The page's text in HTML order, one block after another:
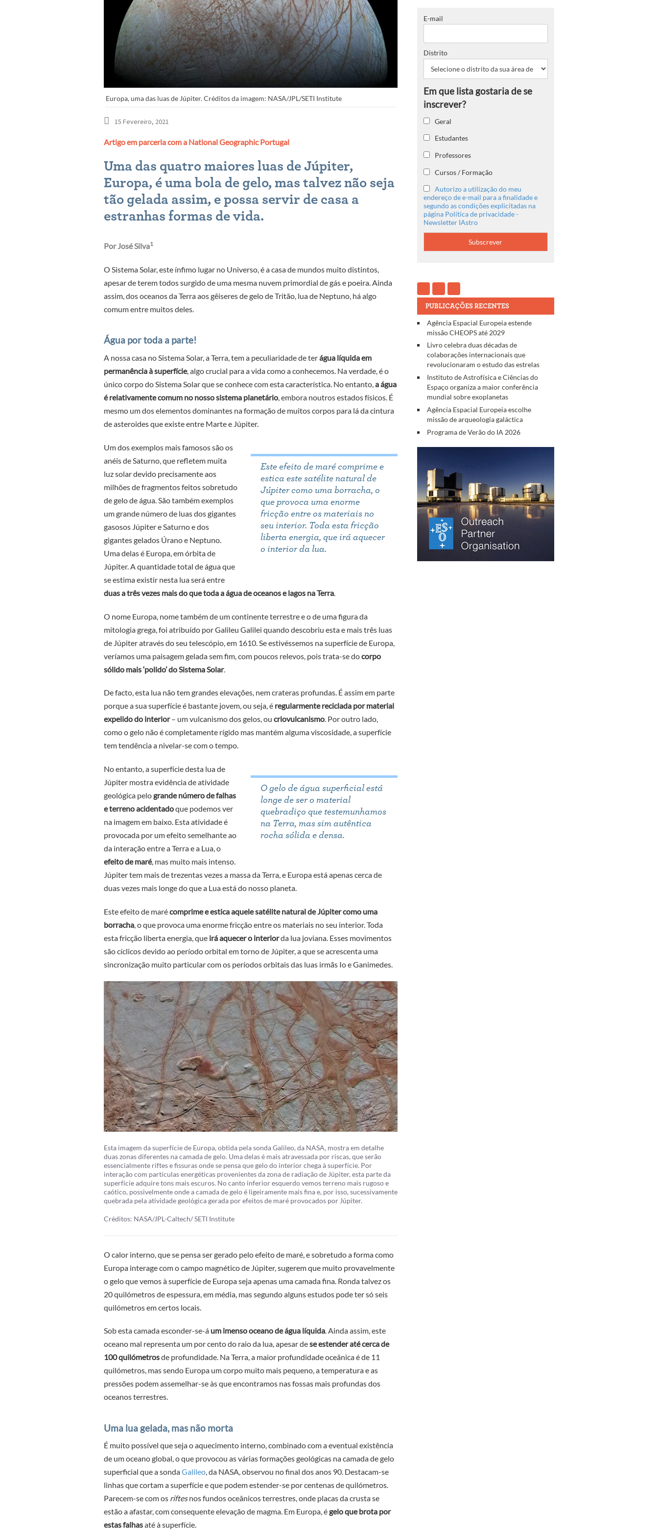
Europa, uma das luas de Júpiter. Créditos da imagem: NASA/JPL/SETI Institute
15 Fevereiro, 2021
Artigo em parceria com a National Geographic Portugal
Uma das quatro maiores luas de Júpiter,
Europa, é uma bola de gelo, mas talvez não seja
tão gelada assim, e possa servir de casa a
estranhas formas de vida.
Por José Silva1
O Sistema Solar, este ínfimo lugar no Universo, é a casa de mundos muito distintos,
apesar de terem todos surgido de uma mesma nuvem primordial de gás e poeira. Ainda
assim, dos oceanos da Terra aos gêiseres de gelo de Tritão, lua de Neptuno, há algo
comum entre muitos deles.
Água por toda a parte!
A nossa casa no Sistema Solar, a Terra, tem a peculiaridade de terágua líquida em
permanência à superfície, algo crucial para a vida como a conhecemos. Na verdade, é o
único corpo do Sistema Solar que se conhece com esta característica. No entanto,a água
é relativamente comum no nosso sistema planetário, embora noutros estados físicos. É
mesmo um dos elementos dominantes na formação de muitos corpos para lá da cintura
de asteroides que existe entre Marte e Júpiter.
Este efeito de maré comprime e
estica este satélite natural de
Júpiter como uma borracha, o
que provoca uma enorme
fricção entre os materiais no
seu interior. Toda esta fricção
liberta energia, que irá aquecer
o interior da lua.
Um dos exemplos mais famosos são os
anéis de Saturno, que refletem muita
luz solar devido precisamente aos
milhões de fragmentos feitos sobretudo
de gelo de água. São também exemplos
um grande número de luas dos gigantes
gasosos Júpiter e Saturno e dos
gigantes gelados Úrano e Neptuno.
Uma delas é Europa, em órbita de
Júpiter. A quantidade total de água que
se estima existir nesta lua será entre
duas a três vezes mais do que toda a água de oceanos e lagos na Terra
O nome Europa, nome também de um continente terrestre e o de uma figura da
mitologia grega, foi atribuído por Galileu Galilei quando descobriu esta e mais três luas
de Júpiter através do seu telescópio, em 1610. Se estivéssemos na superfície de Europa,
veríamos uma paisagem gelada sem fim, com poucos relevos, pois trata-se docorpo
sólido mais ‘polido’ do Sistema Solar.
De facto, esta lua não tem grandes elevações, nem crateras profundas. É assim em parte
porque a sua superfície é bastante jovem, ou seja, é regularmente reciclada por material
expelido do interior– um vulcanismo dos gelos, ou criovulcanismo. Por outro lado,
como o gelo não é completamente rígido mas mantém alguma viscosidade, a superfície
tem tendência a nivelar-se com o tempo.
O gelo de água superficial está
longe de ser o material
quebradiço que testemunhamos
na Terra, mas sim autêntica
rocha sólida e densa.
No entanto, a superfície desta lua de
Júpiter mostra evidência de atividade
geológica pelogrande número de falhas
e terreno acidentadoque podemos ver
na imagem em baixo. Esta atividade é
provocada por um efeito semelhante ao
da interação entre a Terra e a Lua, o
efeito de maré, mas muito mais intenso.
Júpiter tem mais de trezentas vezes a massa da Terra, e Europa está apenas cerca de
duas vezes mais longe do que a Lua está do nosso planeta.
Este efeito de marécomprime e estica aquele satélite natural de Júpiter como uma
borracha, o que provoca uma enorme fricção entre os materiais no seu interior. Toda
esta fricção liberta energia, que irá aquecer o interiorda lua joviana. Esses movimentos
são cíclicos devido ao período orbital em torno de Júpiter, a que se acrescenta uma
sincronização muito particular com os períodos orbitais das luas irmãs Io e Ganimedes.
Esta imagem da superfície de Europa, obtida pela sonda Galileo, da NASA, mostra em detalhe
duas zonas diferentes na camada de gelo. Uma delas é mais atravessada por riscas, que serão
essencialmente riftes e fissuras onde se pensa que gelo do interior chega à superfície. Por
interação com partículas energéticas provenientes da zona de radiação de Júpiter, esta parte da
superfície adquire tons mais escuros. No canto inferior esquerdo vemos terreno mais rugoso e
caótico, possivelmente onde a camada de gelo é ligeiramente mais fina e, por isso, sucessivamente
quebrada pela atividade geológica gerada por efeitos de maré provocados por Júpiter.
Créditos: NASA/JPL-Caltech/ SETI Institute
O calor interno, que se pensa ser gerado pelo efeito de maré, e sobretudo a forma como
Europa interage com o campo magnético de Júpiter, sugerem que muito provavelmente
o gelo que vemos à superfície de Europa seja apenas uma camada fina. Ronda talvez os
20 quilómetros de espessura, em média, mas segundo alguns estudos pode ter só seis
quilómetros em certos locais.
Sob esta camada esconder-se-á um imenso oceano de água líquida. Ainda assim, este
oceano mal representa um por cento do raio da lua, apesar dese estender até cerca de
100 quilómetrosde profundidade. Na Terra, a maior profundidade oceânica é de 11
quilómetros, mas sendo Europa um corpo muito mais pequeno, a temperatura e as
pressões podem assemelhar-se às que encontramos nas fossas mais profundas dos
oceanos terrestres.
Uma lua gelada, mas não morta
É muito possível que seja o aquecimento interno, combinado com a eventual existência
de um oceano global, o que provocou as várias formações geológicas na camada de gelo
superficial que a sondaGalileo, da NASA, observou no final dos anos 90. Destacam-se
linhas que cortam a superfície e que podem estender-se por centenas de quilómetros.
Parecem-se com os riftesnos fundos oceânicos terrestres, onde placas da crusta se
estão a afastar, com consequente elevação de magma. Em Europa, égelo que brota por
estas falhasaté à superfície.
E-mail
Distrito
Geral
Estudantes
Professores
Cursos / Formação
Autorizo a utilização do meu
endereço de e-mail para a finalidade e
segundo as condições explicitadas na
página Política de privacidade -
Newsletter IAstro
PUBLICAÇÕES RECENTES
Agência Espacial Europeia estende
missão CHEOPS até 2029
Livro celebra duas décadas de
colaborações internacionais que
revolucionaram o estudo das estrelas
Instituto de Astrofísica e Ciências do
Espaço organiza a maior conferência
mundial sobre exoplanetas
Agência Espacial Europeia escolhe
missão de arqueologia galáctica
Programa de Verão do IA 2026